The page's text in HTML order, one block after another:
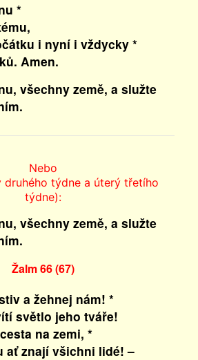
*
i nyní i vždycky *
Amen.
všechny země, a služte
Nebo
druhého týdne a úterý třetího
týdne):
všechny země, a služte
Žalm 66 (67)
a žehnej nám! *
světlo jeho tváře!
na zemi, *
znají všichni lidé! –